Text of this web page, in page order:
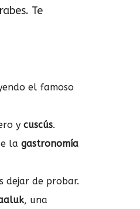
Te
el famoso
ycuscús.
lagastronomía
dejar de probar.
, una